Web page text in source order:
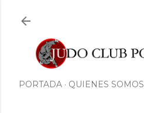
PORTADA QUIENES SOMOS